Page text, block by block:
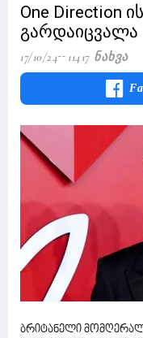
One Direction
გარდაიცვალა
17/10/24 11417 Ნახვა
ბრიტანელი